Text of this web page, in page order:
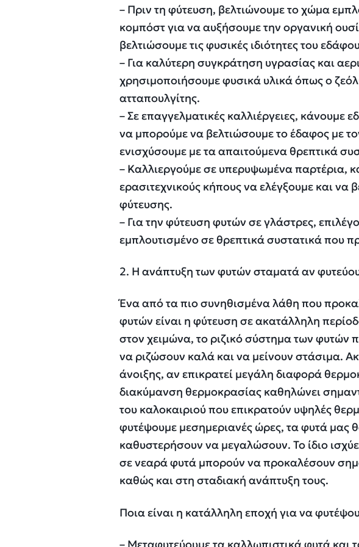
– Πριν τη φύτευση, βελτιώνουμε το χώμα
κομπόστ για να αυξήσουμε την οργανική
βελτιώσουμε τις φυσικές ιδιότητες του
– Για καλύτερη συγκράτηση υγρασίας και
χρησιμοποιήσουμε φυσικά υλικά όπως ο
ατταπουλγίτης.
– Σε επαγγελματικές καλλιέργειες, κάνουμε
να μπορούμε να βελτιώσουμε το έδαφος με
ενισχύσουμε με τα απαιτούμενα θρεπτικά
– Καλλιεργούμε σε υπερυψωμένα παρτέρια,
ερασιτεχνικούς κήπους να ελέγξουμε και
φύτευσης.
– Για την φύτευση φυτών σε γλάστρες,
εμπλουτισμένο σε θρεπτικά συστατικά που
2. Η ανάπτυξη των φυτών σταματά αν
Ένα από τα πιο συνηθισμένα λάθη που
φυτών είναι η φύτευση σε ακατάλληλη
στον χειμώνα, το ριζικό σύστημα των
να ριζώσουν καλά και να μείνουν στάσιμα.
άνοιξης, αν επικρατεί μεγάλη διαφορά
διακύμανση θερμοκρασίας καθηλώνει
του καλοκαιριού που επικρατούν υψηλές
φυτέψουμε μεσημεριανές ώρες, τα φυτά μας
καθυστερήσουν να μεγαλώσουν. Το ίδιο
σε νεαρά φυτά μπορούν να προκαλέσουν
καθώς και στη σταδιακή ανάπτυξη τους.
Ποια είναι η κατάλληλη εποχή για να